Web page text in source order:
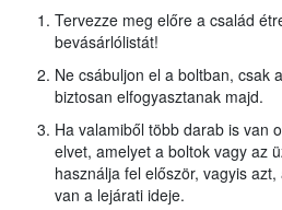
Tervezze meg előre a család
bevásárlólistát!
Ne csábuljon el a boltban, csak
biztosan elfogyasztanak majd.
Ha valamiből több darab is van
elvet, amelyet a boltok vagy az
használja fel először, vagyis
van a lejárati ideje.